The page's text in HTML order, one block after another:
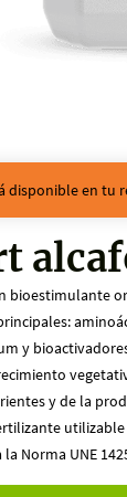
disponible en tu
bioestimulante
y
y de la
Norma UNE